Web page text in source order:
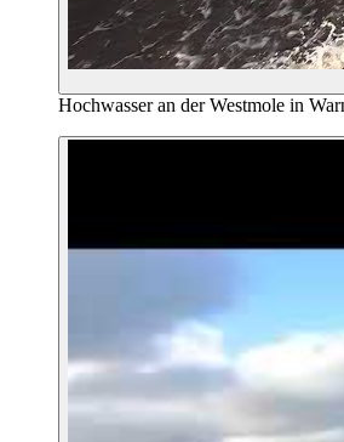
Hochwasser an der Westmole in